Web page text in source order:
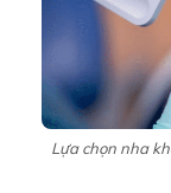
Lựa chọn nha